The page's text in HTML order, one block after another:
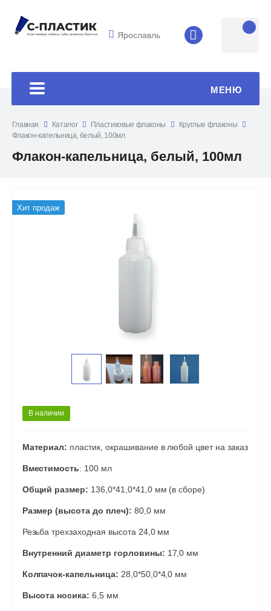
Ярославль 8 (4852) 33-
МЕНЮ
Главная Каталог Пластиковые флаконы
Круглые флаконы
Флакон-капельница, белый, 100мл
Флакон-капельница, белый, 100мл
Хит продаж
В наличии
Материал: пластик, окрашивание в любой цвет на заказ
Вместимость: 100 мл
Общий размер: 136,0*41,0*41,0 мм (в сборе)
Размер (высота до плеч): 80,0 мм
Резьба трехзаходная высота 24,0 мм
Внутренний диаметр горловины: 17,0 мм
Колпачок-капельница: 28,0*50,0*4,0 мм
Высота носика: 6,5 мм